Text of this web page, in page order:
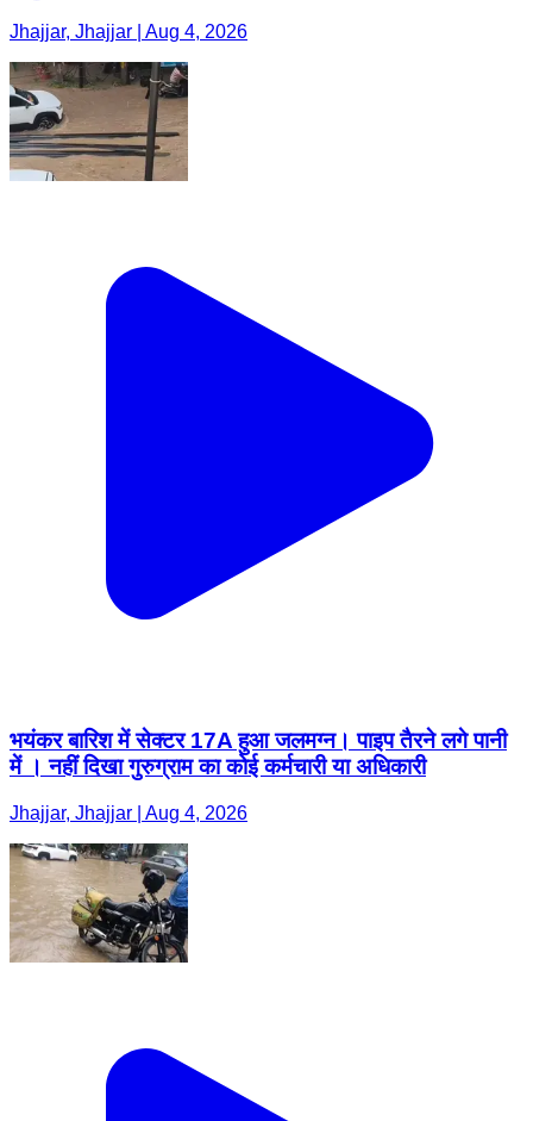
Jhajjar, Jhajjar | Aug 4, 2026
भयंकर बारिश में सेक्टर 17A हुआ जलमग्न। पाइप तैरने लगे पानी
में । नहीं दिखा गुरुग्राम का कोई कर्मचारी या अधिकारी
Jhajjar, Jhajjar | Aug 4, 2026